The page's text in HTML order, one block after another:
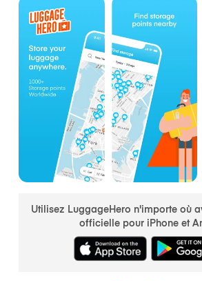
Utilisez LuggageHero n'importe où
officielle pour iPhone et